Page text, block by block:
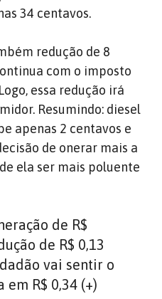
34 centavos.
redução de 8
com o imposto
essa redução irá
Resumindo: diesel
apenas 2 centavos e
de onerar mais a
ela ser mais poluente
de R$
de R$ 0,13
vai sentir o
R$ 0,34 (+)